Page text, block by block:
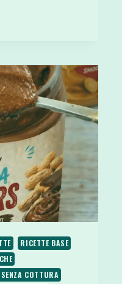
RICETTE BASE
COTTURA